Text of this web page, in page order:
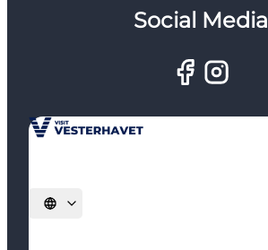
Social Media
Vælg sprog